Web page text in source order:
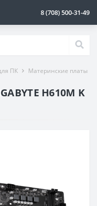
8 (708) 500-31-49
ПК Материнские платы
H610M K